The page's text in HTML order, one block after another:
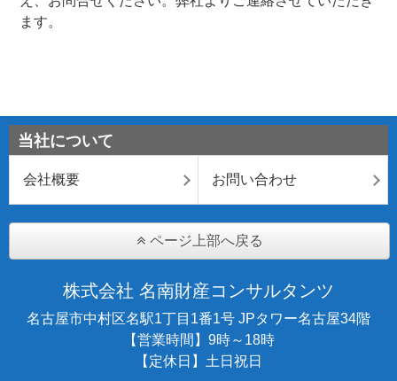
ます。
当社について
会社概要 お問い合わせ
ページ上部へ戻る
株式会社 名南財産コンサルタンツ
名古屋市中村区名駅1丁目1番1号 JPタワー名古屋34階
【営業時間】9時～18時
【定休日】土日祝日